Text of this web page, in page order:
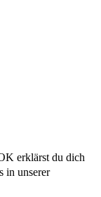
erklärst du dich
in unserer